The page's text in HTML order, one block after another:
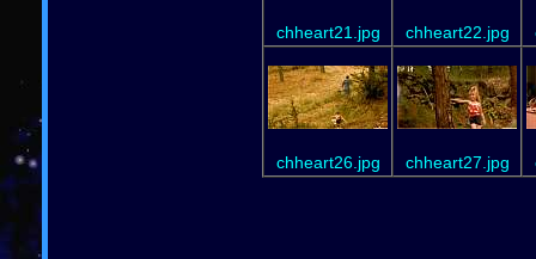
chheart21.jpg chheart22.jpg
chheart26.jpg chheart27.jpg